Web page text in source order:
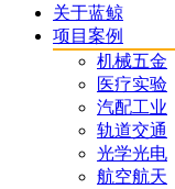
关于蓝鲸
项目案例
机械五金
医疗实验
汽配工业
轨道交通
光学光电
航空航天